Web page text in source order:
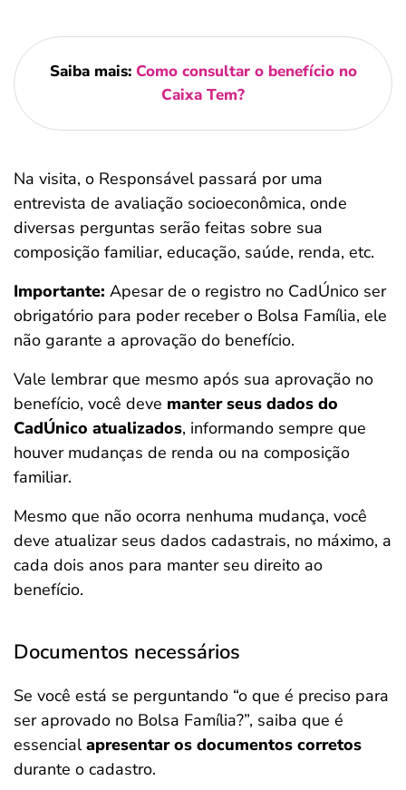
Saiba mais: Como consultar o benefício no
Caixa Tem?
Na visita, o Responsável passará por uma
entrevista de avaliação socioeconômica, onde
diversas perguntas serão feitas sobre sua
composição familiar, educação, saúde, renda, etc.
Importante: Apesar de o registro no CadÚnico ser
obrigatório para poder receber o Bolsa Família, ele
não garante a aprovação do benefício.
Vale lembrar que mesmo após sua aprovação no
benefício, você deve manter seus dados do
CadÚnico atualizados, informando sempre que
houver mudanças de renda ou na composição
familiar.
Mesmo que não ocorra nenhuma mudança, você
deve atualizar seus dados cadastrais, no máximo, a
cada dois anos para manter seu direito ao
benefício.
Documentos necessários
Se você está se perguntando “o que é preciso para
ser aprovado no Bolsa Família?”, saiba que é
essencialapresentar os documentos corretos
durante o cadastro.